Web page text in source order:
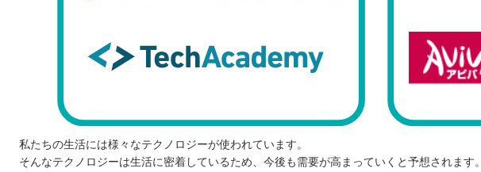
私たちの生活には様々なテクノロジーが使われています。
そんなテクノロジーは生活に密着しているため、今後も需要が高まっていくと予想されます。